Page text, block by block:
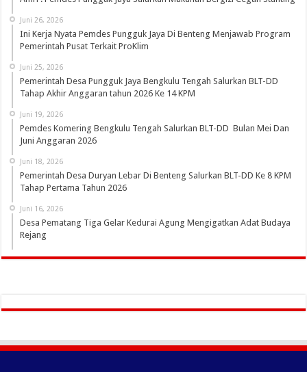
Juni 26, 2026
Ini Kerja Nyata Pemdes Pungguk Jaya Di Benteng Menjawab Program
Pemerintah Pusat Terkait ProKlim
Juni 25, 2026
Pemerintah Desa Pungguk Jaya Bengkulu Tengah Salurkan BLT-DD
Tahap Akhir Anggaran tahun 2026 Ke 14 KPM
Juni 19, 2026
Pemdes Komering Bengkulu Tengah Salurkan BLT-DD Bulan Mei Dan
Juni Anggaran 2026
Juni 18, 2026
Pemerintah Desa Duryan Lebar Di Benteng Salurkan BLT-DD Ke 8 KPM
Tahap Pertama Tahun 2026
Juni 16, 2026
Desa Pematang Tiga Gelar Kedurai Agung Mengigatkan Adat Budaya
Rejang